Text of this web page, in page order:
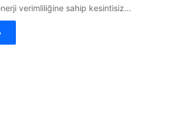
verimliliğine sahip kesintisiz…